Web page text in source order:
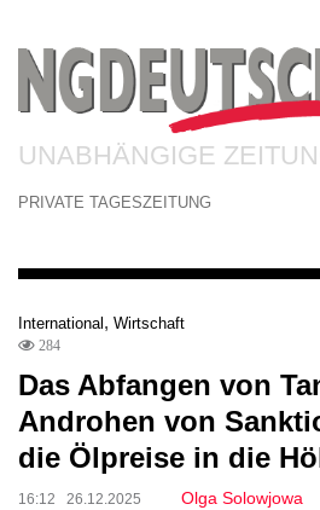
UNABHÄNGIGE
PRIVATE TAGESZEITUNG
International , Wirtschaft
284
Das Abfangen von
Androhen von
die Ölpreise in die
16:12 26.12.2025 Olga Solowjowa